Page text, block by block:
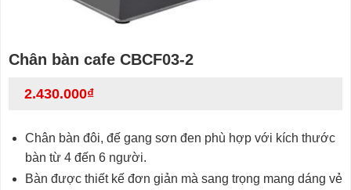
Chân bàn cafe CBCF03-2
2.430.000₫
Chân bàn đôi, đế gang sơn đen phù hợp với kích thước
bàn từ 4 đến 6 người.
Bàn được thiết kế đơn giản mà sang trọng mang dáng vẻ